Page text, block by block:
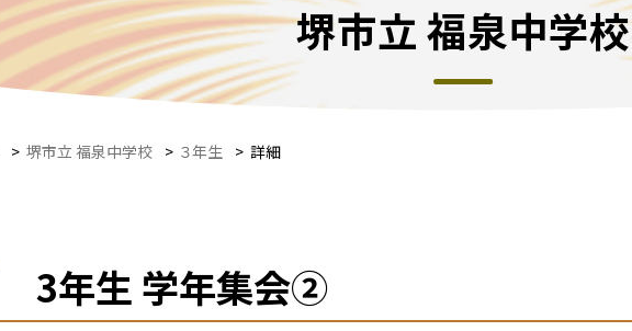
堺市立 福泉中学校
> 堺市立 福泉中学校 > ３年生 > 詳細
3年生 学年集会②